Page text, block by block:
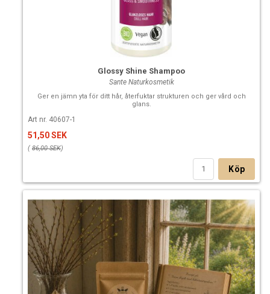
Glossy Shine Shampoo
Sante Naturkosmetik
Ger en jämn yta för ditt hår, återfuktar strukturen och ger vård och
glans.
Art nr. 40607-1
51,50 SEK
( 86,00 SEK)
Köp